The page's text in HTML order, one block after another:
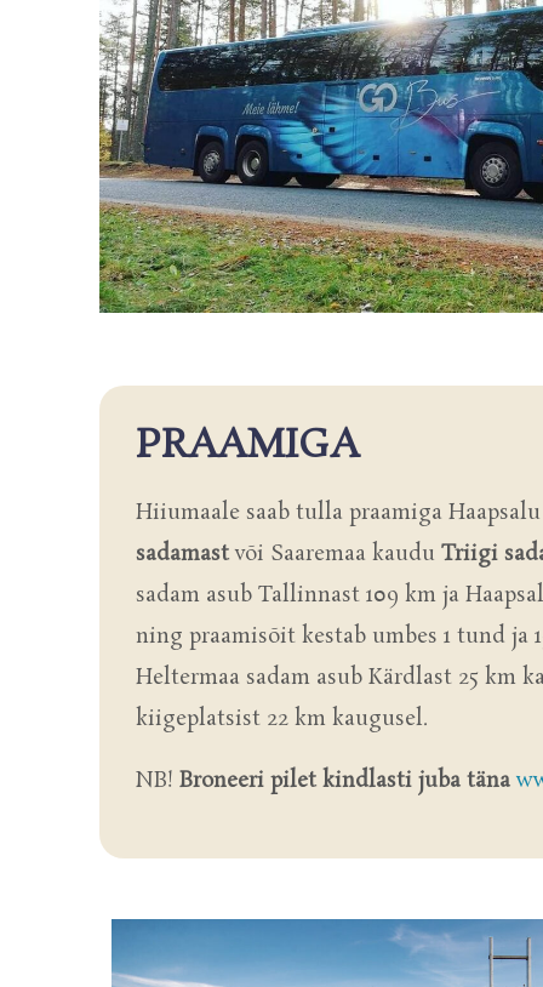
PRAAMIGA
Hiiumaale saab tulla praamiga
sadamastvõi Saaremaa kaudu Triigi
sadam asub Tallinnast 109 km ja
ning praamisõit kestab umbes 1 tund ja
Heltermaa sadam asub Kärdlast 25 km
kiigeplatsist 22 km kaugusel.
NB! Broneeri pilet kindlasti juba täna